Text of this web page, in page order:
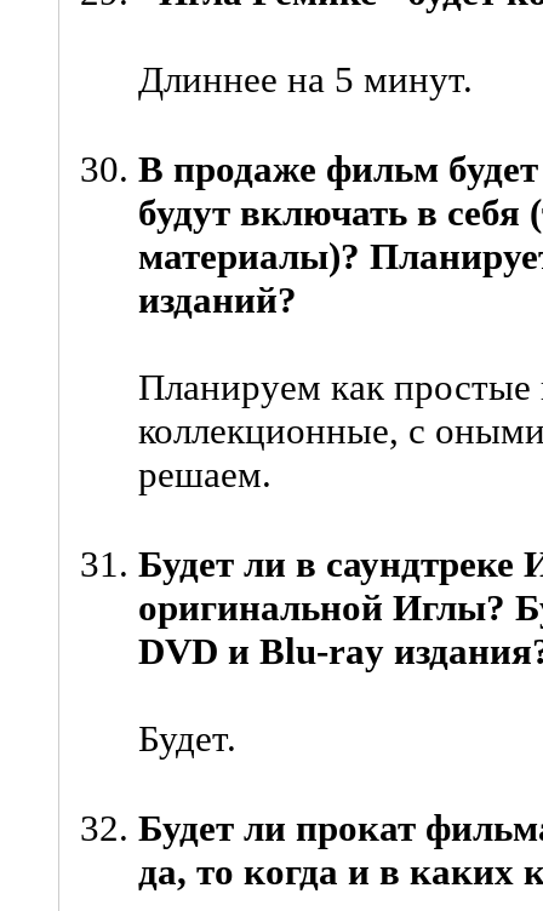
Длиннее на 5 минут.
В продаже фильм
будут включать в
материалы)?
изданий?
Планируем как простые
коллекционные, с
решаем.
Будет ли в
оригинальной Иглы?
DVD и Blu-ray
Будет.
Будет ли прокат
да, то когда и в каких